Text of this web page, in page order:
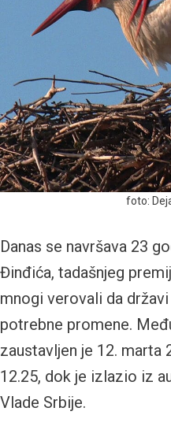
foto:
Danas se navršava 23
Đinđića, tadašnjeg
mnogi verovali da
potrebne promene.
zaustavljen je 12. marta
12.25, dok je izlazio iz
Vlade Srbije.